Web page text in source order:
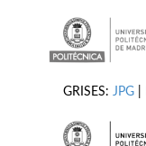
GRISES: JPG